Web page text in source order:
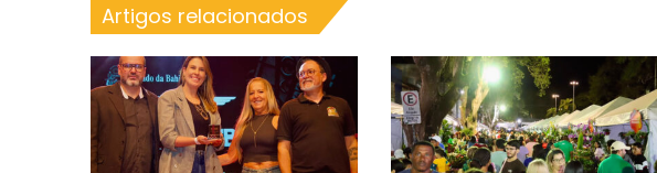
A.
de
Jesus
do
município
Artigos relacionados